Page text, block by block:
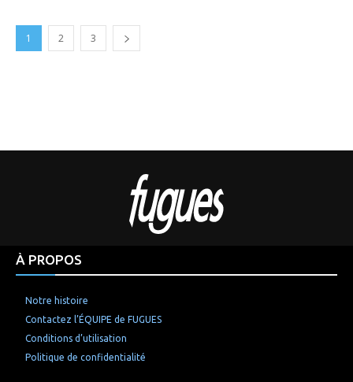
1 2 3
À PROPOS
Notre histoire
Contactez l’ÉQUIPE de FUGUES
Conditions d’utilisation
Politique de confidentialité